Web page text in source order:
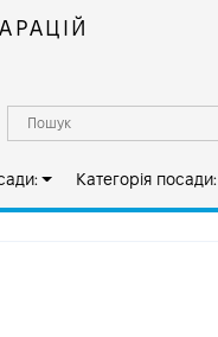
Категорія посади: